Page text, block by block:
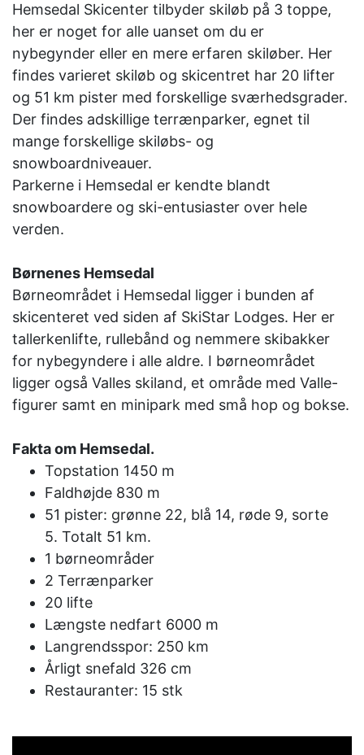
Hemsedal Skicenter tilbyder skiløb på 3 toppe,
her er noget for alle uanset om du er
nybegynder eller en mere erfaren skiløber. Her
findes varieret skiløb og skicentret har 20 lifter
og 51 km pister med forskellige sværhedsgrader.
Der findes adskillige terrænparker, egnet til
mange forskellige skiløbs- og
snowboardniveauer.
Parkerne i Hemsedal er kendte blandt
snowboardere og ski-entusiaster over hele
verden.
Børnenes Hemsedal
Børneområdet i Hemsedal ligger i bunden af
skicenteret ved siden af SkiStar Lodges. Her er
tallerkenlifte, rullebånd og nemmere skibakker
for nybegyndere i alle aldre. I børneområdet
ligger også Valles skiland, et område med Valle-
figurer samt en minipark med små hop og bokse.
Fakta om Hemsedal.
Topstation 1450 m
Faldhøjde 830 m
51 pister: grønne 22, blå 14, røde 9, sorte
5. Totalt 51 km.
1 børneområder
2 Terrænparker
20 lifte
Længste nedfart 6000 m
Langrendsspor: 250 km
Årligt snefald 326 cm
Restauranter: 15 stk